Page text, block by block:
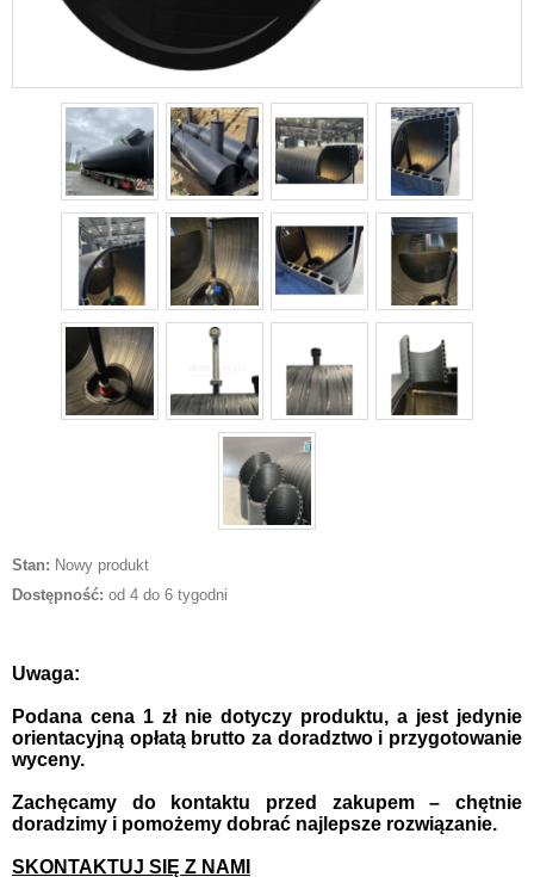
Stan: Nowy produkt
Dostępność: od 4 do 6 tygodni
Uwaga:
Podana cena 1 zł nie dotyczy produktu, a jest jedynie
orientacyjną opłatą brutto za doradztwo i przygotowanie
wyceny.
Zachęcamy do kontaktu przed zakupem – chętnie
doradzimy i pomożemy dobrać najlepsze rozwiązanie.
SKONTAKTUJ SIĘ Z NAMI